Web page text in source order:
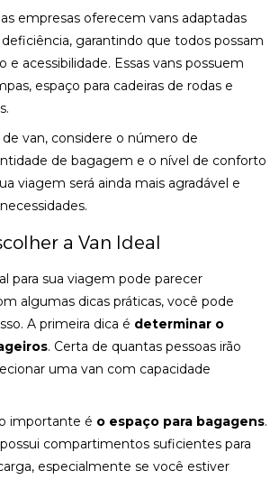
empresas oferecem vans adaptadas
garantindo que todos possam
e acessibilidade. Essas vans possuem
espaço para cadeiras de rodas e
van, considere o número de
de bagagem e o nível de conforto
viagem será ainda mais agradável e
a Van Ideal
para sua viagem pode parecer
algumas dicas práticas, você pode
A primeira dica é determinar o
. Certa de quantas pessoas irão
uma van com capacidade
importante é o espaço para bagagens.
compartimentos suficientes para
especialmente se você estiver